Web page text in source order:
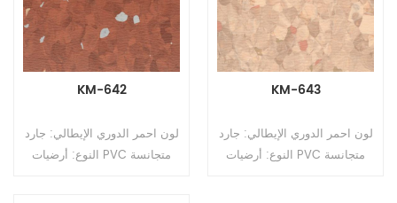
KM-642
لون احمر الدوري الإيطالي: جارد
النوع: أرضيات PVC متجانسة
KM-643
لون احمر الدوري الإيطالي: جارد
النوع: أرضيات PVC متجانسة